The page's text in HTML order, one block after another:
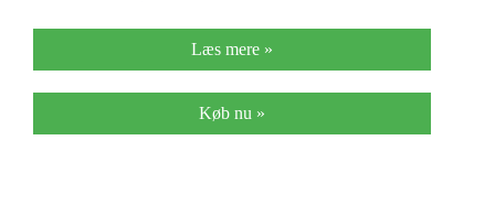
Læs mere »
Køb nu »